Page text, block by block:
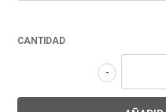
CANTIDAD
-